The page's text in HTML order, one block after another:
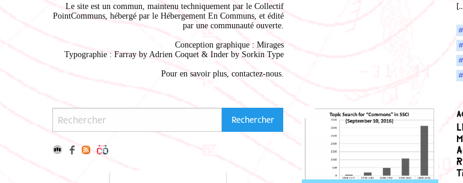
Le site est un commun, maintenu techniquement par le Collectif
PointCommuns, hébergé par le Hébergement En Communs, et édité
par une communauté ouverte.
Conception graphique : Mirages
Typographie : Farray by Adrien Coquet & Inder by Sorkin Type
Pour en savoir plus, contactez-nous.